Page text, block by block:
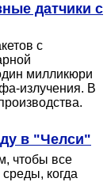
датчики с
с
милликюри
излучения. В
в "Челси"
чтобы все
когда